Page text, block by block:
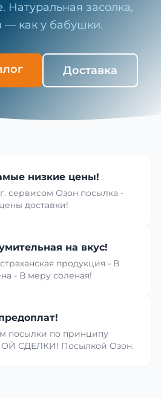
Натуральная засолка,
— как у бабушки.
Доставка
низкие цены!
сервисом Озон посылка -
доставки!
на вкус!
продукция - В
- В меру соленая!
посылки по принципу
СДЕЛКИ! Посылкой Озон.